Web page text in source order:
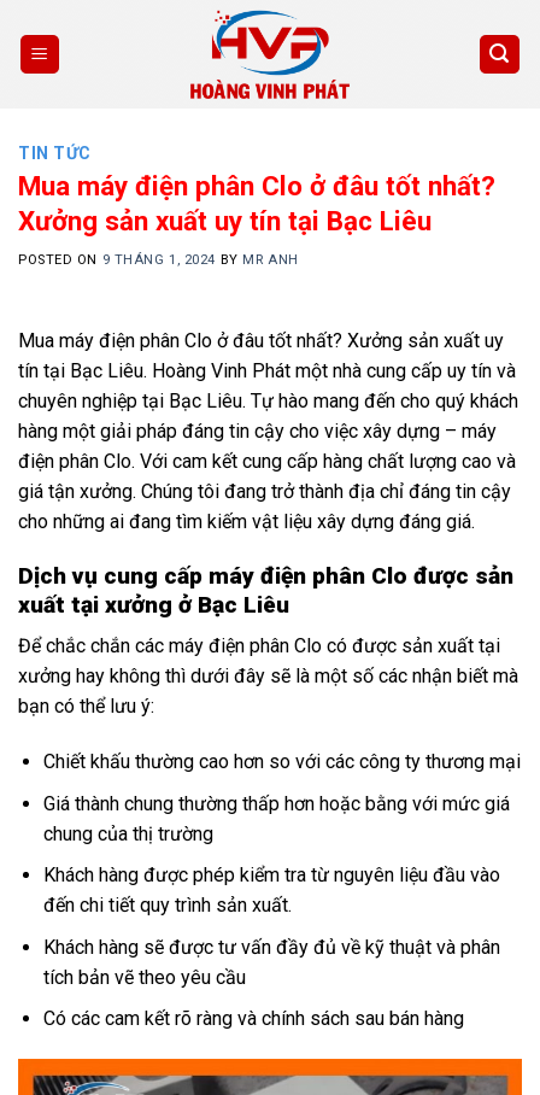
content
TIN TỨC
Mua máy điện phân Clo ở đâu tốt nhất?
Xưởng sản xuất uy tín tại Bạc Liêu
POSTED ON 9 THÁNG 1, 2024 BY MR ANH
Mua máy điện phân Clo ở đâu tốt nhất? Xưởng sản xuất uy
tín tại Bạc Liêu. Hoàng Vinh Phát một nhà cung cấp uy tín và
chuyên nghiệp tại Bạc Liêu. Tự hào mang đến cho quý khách
hàng một giải pháp đáng tin cậy cho việc xây dựng – máy
điện phân Clo. Với cam kết cung cấp hàng chất lượng cao và
giá tận xưởng. Chúng tôi đang trở thành địa chỉ đáng tin cậy
cho những ai đang tìm kiếm vật liệu xây dựng đáng giá.
Dịch vụ cung cấp máy điện phân Clo được sản
xuất tại xưởng ở Bạc Liêu
Để chắc chắn các máy điện phân Clo có được sản xuất tại
xưởng hay không thì dưới đây sẽ là một số các nhận biết mà
bạn có thể lưu ý:
Chiết khấu thường cao hơn so với các công ty thương mại
Giá thành chung thường thấp hơn hoặc bằng với mức giá
chung của thị trường
Khách hàng được phép kiểm tra từ nguyên liệu đầu vào
đến chi tiết quy trình sản xuất.
Khách hàng sẽ được tư vấn đầy đủ về kỹ thuật và phân
tích bản vẽ theo yêu cầu
Có các cam kết rõ ràng và chính sách sau bán hàng